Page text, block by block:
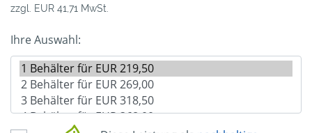
zzgl. EUR 41,71 MwSt.
Ihre Auswahl: